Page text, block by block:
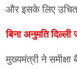
और इसके लिए उचित
बिना अनुमति
मुख्यमंत्री ने समीक्षा